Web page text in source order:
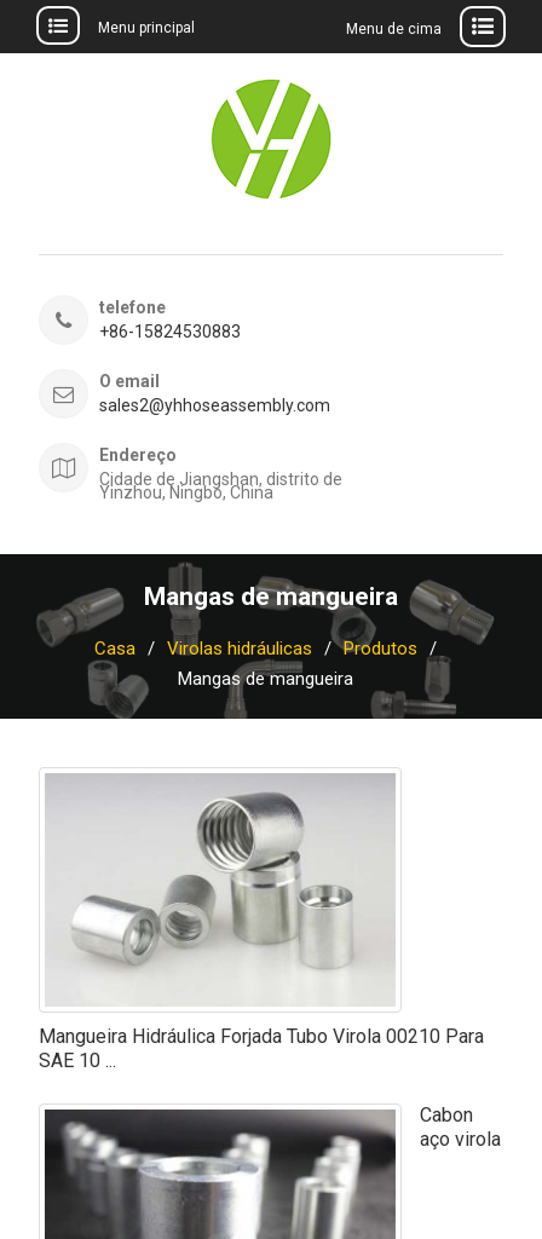
Menu principal Menu de cima
telefone
+86-15824530883
O email
sales2@yhhoseassembly.com
Endereço
Cidade de Jiangshan, distrito de
Yinzhou, Ningbo, China
Mangas de mangueira
Casa Virolas hidráulicas
Produtos
Mangas de mangueira
Mangueira Hidráulica Forjada Tubo Virola 00210 Para
SAE 10 ...
Cabon
aço virola